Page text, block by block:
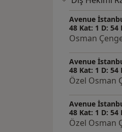
Avenue
48 Kat: 1 D:
Osman
Avenue
48 Kat: 1 D:
Özel Osman
Avenue
48 Kat: 1 D:
Özel Osman